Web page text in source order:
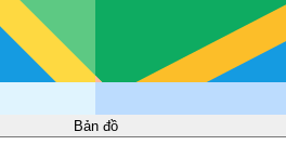
Bản đồ